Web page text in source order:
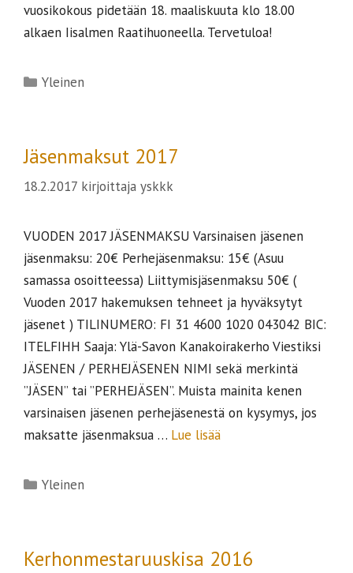
vuosikokous pidetään 18. maaliskuuta klo 18.00
alkaen Iisalmen Raatihuoneella. Tervetuloa!
Kategoriat
Yleinen
Jäsenmaksut 2017
18.2.2017 kirjoittaja yskkk
VUODEN 2017 JÄSENMAKSU Varsinaisen jäsenen
jäsenmaksu: 20€ Perhejäsenmaksu: 15€ (Asuu
samassa osoitteessa) Liittymisjäsenmaksu 50€ (
Vuoden 2017 hakemuksen tehneet ja hyväksytyt
jäsenet ) TILINUMERO: FI 31 4600 1020 043042 BIC:
ITELFIHH Saaja: Ylä-Savon Kanakoirakerho Viestiksi
JÄSENEN / PERHEJÄSENEN NIMI sekä merkintä
”JÄSEN” tai ”PERHEJÄSEN”. Muista mainita kenen
varsinaisen jäsenen perhejäsenestä on kysymys, jos
maksatte jäsenmaksua … Lue lisää
Kategoriat
Yleinen
Kerhonmestaruuskisa 2016